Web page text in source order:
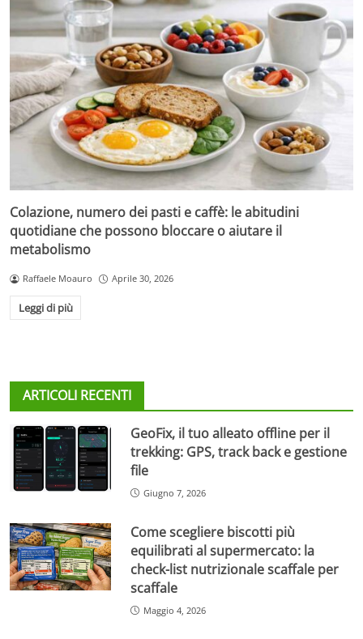
Colazione, numero dei pasti e caffè: le abitudini
quotidiane che possono bloccare o aiutare il
metabolismo
Raffaele Moauro Aprile 30, 2026
Leggi di più
ARTICOLI RECENTI
GeoFix, il tuo alleato offline per il
trekking: GPS, track back e gestione
file
Giugno 7, 2026
Come scegliere biscotti più
equilibrati al supermercato: la
check-list nutrizionale scaffale per
scaffale
Maggio 4, 2026